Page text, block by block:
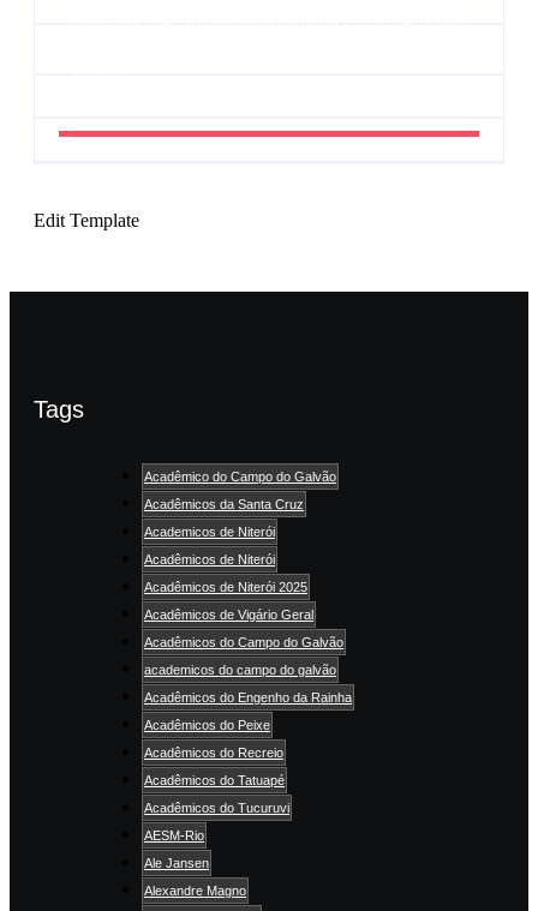
Edit Template
Tags
Acadêmico do Campo do Galvão
Acadêmicos da Santa Cruz
Academicos de Niterói
Acadêmicos de Niterói
Acadêmicos de Niterói 2025
Acadêmicos de Vigário Geral
Acadêmicos do Campo do Galvão
academicos do campo do galvão
Acadêmicos do Engenho da Rainha
Acadêmicos do Peixe
Acadêmicos do Recreio
Acadêmicos do Tatuapé
Acadêmicos do Tucuruvi
AESM-Rio
Ale Jansen
Alexandre Magno